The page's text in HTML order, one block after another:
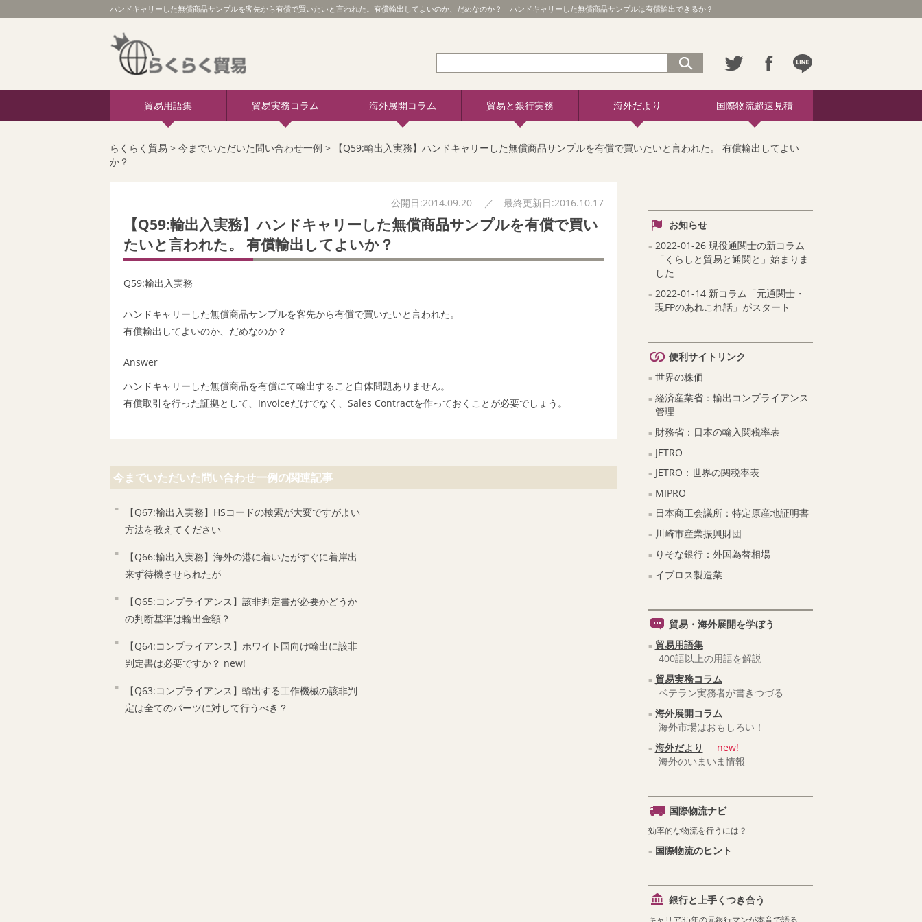
ハンドキャリーした無償商品サンプルを客先から有償で買いたいと言われた。有償輸出してよいのか、だめなのか？｜ハンドキャリーした無償商品サンプルは有償輸出できるか？
貿易用語集 貿易実務コラム 海外展開コラム 貿易と銀行実務 海外だより 国際物流超速見積
らくらく貿易 > 今までいただいた問い合わせ一例 >
【Q59:輸出入実務】ハンドキャリーした無償商品サンプルを有償で買いたいと言われた。 有償輸出してよい
か？
公開日:2014.09.20 ／ 最終更新日:2016.10.17
【Q59:輸出入実務】ハンドキャリーした無償商品サンプルを有償で買い
たいと言われた。 有償輸出してよいか？
Q59:輸出入実務
ハンドキャリーした無償商品サンプルを客先から有償で買いたいと言われた。
有償輸出してよいのか、だめなのか？
Answer
ハンドキャリーした無償商品を有償にて輸出すること自体問題ありません。
有償取引を行った証拠として、Invoiceだけでなく、Sales Contractを作っておくことが必要でしょう。
今までいただいた問い合わせ一例の関連記事
【Q67:輸出入実務】HSコードの検索が大変ですがよい
方法を教えてください
【Q66:輸出入実務】海外の港に着いたがすぐに着岸出
来ず待機させられたが
【Q65:コンプライアンス】該非判定書が必要かどうか
の判断基準は輸出金額？
【Q64:コンプライアンス】ホワイト国向け輸出に該非
判定書は必要ですか？ new!
【Q63:コンプライアンス】輸出する工作機械の該非判
定は全てのパーツに対して行うべき？
お知らせ
2022-01-26 現役通関士の新コラム
「くらしと貿易と通関と」始まりま
した
2022-01-14 新コラム「元通関士・
現FPのあれこれ話」がスタート
便利サイトリンク
世界の株価
経済産業省：輸出コンプライアンス
管理
財務省：日本の輸入関税率表
JETRO
JETRO：世界の関税率表
MIPRO
日本商工会議所：特定原産地証明書
川崎市産業振興財団
りそな銀行：外国為替相場
イプロス製造業
貿易・海外展開を学ぼう
貿易用語集
400語以上の用語を解説
貿易実務コラム
ベテラン実務者が書きつづる
海外展開コラム
海外市場はおもしろい！
海外だより
new!
海外のいまいま情報
国際物流ナビ
効率的な物流を行うには？
国際物流のヒント
銀行と上手くつき合う
キャリア35年の元銀行マンが本音で語る